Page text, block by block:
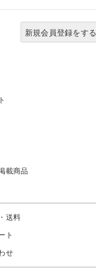
新規会員登録をする
載商品
送料
ト
せ